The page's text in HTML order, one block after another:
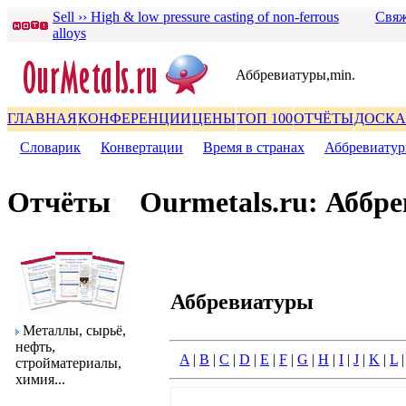
Sell ›› High & low pressure casting of non-ferrous
alloys
Аббpевиатуpы,min.
ГЛАВНАЯКОНФЕРЕНЦИИЦЕНЫТОП 100ОТЧЁТЫДОСКА
Словаpик
Конвеpтации Вpемя в стpанах
Отчёты
Металлы, сыpьё,
нефть,
стpойматеpиалы,
химия...
Ourmetals.ru:
Аббpевиатуpы
A | B | C | D | E | F | G | H | I | J | K | L